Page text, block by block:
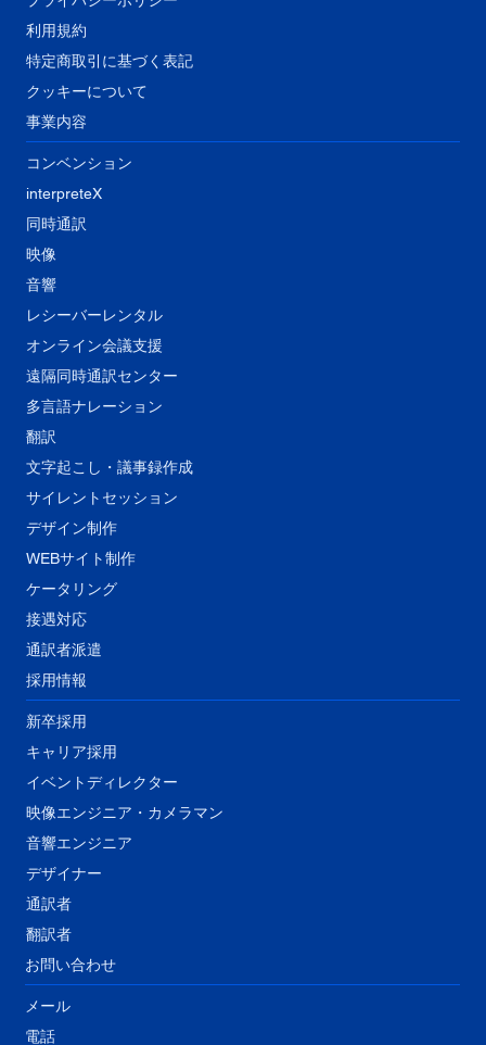
利用規約
特定商取引に基づく表記
クッキーについて
事業内容
コンベンション
interpreteX
同時通訳
映像
音響
​レシーバーレンタル
オンライン会議支援
遠隔同時通訳センター
多言語ナレーション
翻訳
文字起こし・議事録作成
サイレントセッション
デザイン制作
WEBサイト制作
ケータリング
接遇対応
​通訳者派遣
採用情報
新卒採用
キャリア採用
イベントディレクター
映像エンジニア・カメラマン
音響エンジニア
​デザイナー
通訳者
翻訳者
​お問い合わせ
メール
電話